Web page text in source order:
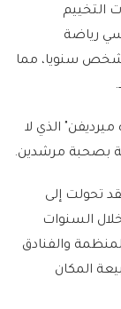
التخييم
رياضة
مئات إلى ما يقارب 10 آلاف شخص سنويا، مما
الذي لا
بصحبة مرشدين.
تحولت إلى
السنوات
والفنادق
المكان